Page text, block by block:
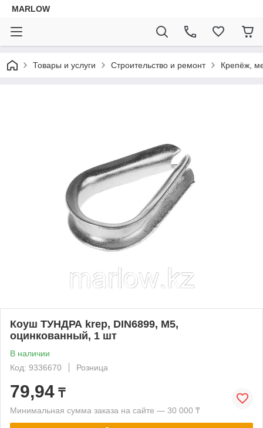
MARLOW
Товары и услуги Строительство и ремонт Крепёж,
Коуш ТУНДРА krep, DIN6899, М5,
оцинкованный, 1 шт
В наличии
Код: 9336670
Розница
79,94 ₸
Минимальная сумма заказа на сайте — 30 000 ₸